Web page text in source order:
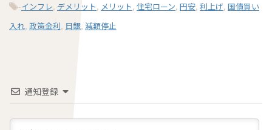
-インフレ, デメリット, メリット, 住宅ローン, 円安, 利上げ, 国債買い
入れ, 政策金利, 日銀, 減額停止
通知登録